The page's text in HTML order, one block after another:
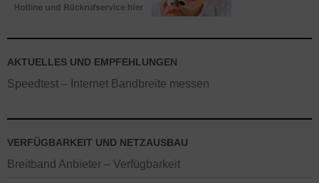
AKTUELLES UND EMPFEHLUNGEN
Speedtest – Internet Bandbreite messen
VERFÜGBARKEIT UND NETZAUSBAU
Breitband Anbieter – Verfügbarkeit